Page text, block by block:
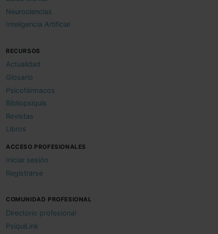
Neurociencias
Inteligencia Artificial
RECURSOS
Actualidad
Glosario
Psicofármacos
Bibliopsiquis
Revistas
Libros
ACCESO PROFESIONALES
Iniciar sesión
Registrarse
COMUNIDAD PROFESIONAL
Directorio profesional
PsiquiLink